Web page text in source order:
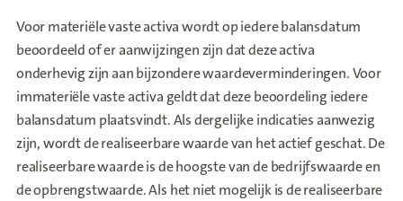
Voor materiële vaste activa wordt op iedere balansdatum
beoordeeld of er aanwijzingen zijn dat deze activa
onderhevig zijn aan bijzondere waardeverminderingen. Voor
immateriële vaste activa geldt dat deze beoordeling iedere
balansdatum plaatsvindt. Als dergelijke indicaties aanwezig
zijn, wordt de realiseerbare waarde van het actief geschat. De
realiseerbare waarde is de hoogste van de bedrijfswaarde en
de opbrengstwaarde. Als het niet mogelijk is de realiseerbare